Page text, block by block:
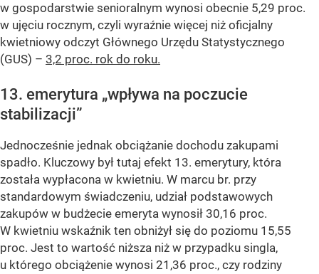
w gospodarstwie senioralnym wynosi obecnie 5,29 proc.
w ujęciu rocznym, czyli wyraźnie więcej niż oficjalny
kwietniowy odczyt Głównego Urzędu Statystycznego
(GUS) – 3,2 proc. rok do roku.
13. emerytura „wpływa na poczucie
stabilizacji”
Jednocześnie jednak obciążanie dochodu zakupami
spadło. Kluczowy był tutaj efekt 13. emerytury, która
została wypłacona w kwietniu. W marcu br. przy
standardowym świadczeniu, udział podstawowych
zakupów w budżecie emeryta wynosił 30,16 proc.
W kwietniu wskaźnik ten obniżył się do poziomu 15,55
proc. Jest to wartość niższa niż w przypadku singla,
u którego obciążenie wynosi 21,36 proc., czy rodziny